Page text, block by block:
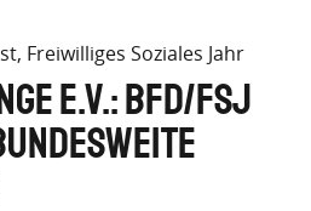
Freiwilliges Soziales Jahr
e.V.: BFD/FSJ